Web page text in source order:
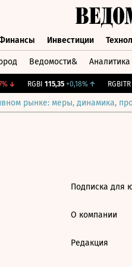
Инвестиции
Ведомости& Аналитика
↓ RGBI 115,35 +0,18%↑ RGBITR
рынке: меры, динамика,
Подписка для
О компании
Редакция